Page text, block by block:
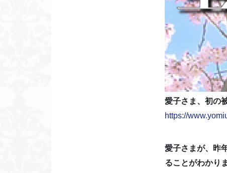
愛子さま、初の
https://
愛子さまが、昨
ることがわかり